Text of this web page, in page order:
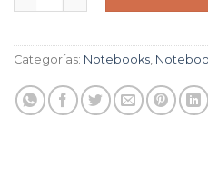
Categorías: Notebooks